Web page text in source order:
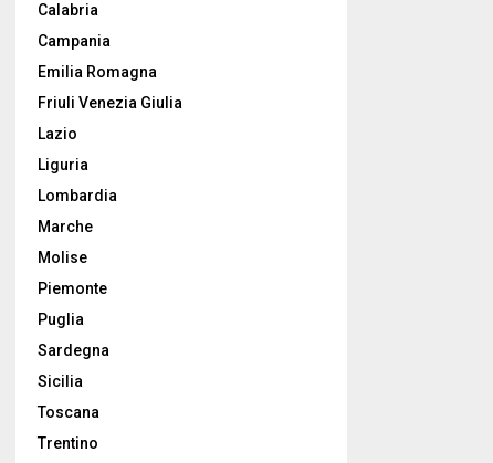
Calabria
Campania
Emilia Romagna
Friuli Venezia Giulia
Lazio
Liguria
Lombardia
Marche
Molise
Piemonte
Puglia
Sardegna
Sicilia
Toscana
Trentino